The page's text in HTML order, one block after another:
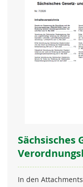
Sächsisches
In den